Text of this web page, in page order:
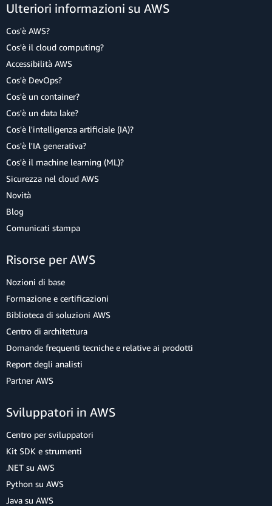
Ulteriori informazioni su AWS
Cos'è AWS?
Cos'è il cloud computing?
Accessibilità AWS
Cos'è DevOps?
Cos'è un container?
Cos'è un data lake?
Cos'è l'intelligenza artificiale (IA)?
Cos'è l'IA generativa?
Cos'è il machine learning (ML)?
Sicurezza nel cloud AWS
Novità
Blog
Comunicati stampa
Risorse per AWS
Nozioni di base
Formazione e certificazioni
Biblioteca di soluzioni AWS
Centro di architettura
Domande frequenti tecniche e relative ai prodotti
Report degli analisti
Partner AWS
Sviluppatori in AWS
Centro per sviluppatori
Kit SDK e strumenti
.NET su AWS
Python su AWS
Java su AWS